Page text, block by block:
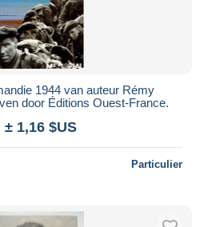
1944 van auteur Rémy
door Éditions Ouest-France.
± 1,16 $US
Particulier